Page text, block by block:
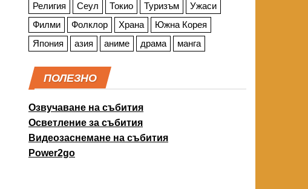
Религия
Сеул Токио Туризъм
Ужаси
Филми
Фолклор Храна
Южна Корея
Япония
азия аниме драма манга
ПОЛЕЗНО
Озвучаване на събития
Осветление за събития
Видеозаснемане на събития
Power2go